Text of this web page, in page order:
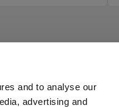
and to analyse our
advertising and